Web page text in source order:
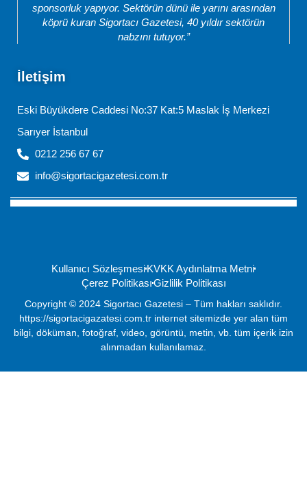
sponsorluk yapıyor. Sektörün dünü ile yarını arasından
köprü kuran Sigortacı Gazetesi, 40 yıldır sektörün
nabzını tutuyor.”
İletişim
Eski Büyükdere Caddesi No:37 Kat:5 Maslak İş Merkezi
Sarıyer İstanbul
0212 256 67 67
info@sigortacigazetesi.com.tr
Kullanıcı SözleşmesiKVKK Aydınlatma Metni
Çerez PolitikasıGizlilik Politikası
Copyright © 2024 Sigortacı Gazetesi – Tüm hakları saklıdır.
https://sigortacigazatesi.com.tr internet sitemizde yer alan tüm
bilgi, döküman, fotoğraf, video, görüntü, metin, vb. tüm içerik izin
alınmadan kullanılamaz.